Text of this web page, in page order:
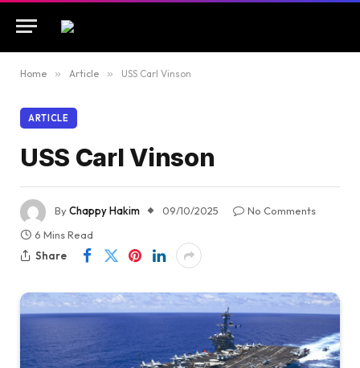
Home » Article » USS Carl Vinson
ARTICLE
USS Carl Vinson
ByChappy Hakim 09/10/2025
No Comments
6 Mins Read
Share